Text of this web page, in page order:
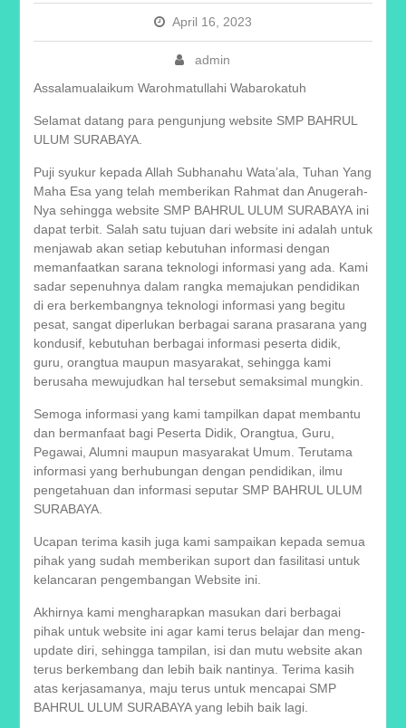
April 16, 2023
admin
Assalamualaikum Warohmatullahi Wabarokatuh
Selamat datang para pengunjung website SMP BAHRUL
ULUM SURABAYA.
Puji syukur kepada Allah Subhanahu Wata’ala, Tuhan Yang
Maha Esa yang telah memberikan Rahmat dan Anugerah-
Nya sehingga website SMP BAHRUL ULUM SURABAYA ini
dapat terbit. Salah satu tujuan dari website ini adalah untuk
menjawab akan setiap kebutuhan informasi dengan
memanfaatkan sarana teknologi informasi yang ada. Kami
sadar sepenuhnya dalam rangka memajukan pendidikan
di era berkembangnya teknologi informasi yang begitu
pesat, sangat diperlukan berbagai sarana prasarana yang
kondusif, kebutuhan berbagai informasi peserta didik,
guru, orangtua maupun masyarakat, sehingga kami
berusaha mewujudkan hal tersebut semaksimal mungkin.
Semoga informasi yang kami tampilkan dapat membantu
dan bermanfaat bagi Peserta Didik, Orangtua, Guru,
Pegawai, Alumni maupun masyarakat Umum. Terutama
informasi yang berhubungan dengan pendidikan, ilmu
pengetahuan dan informasi seputar SMP BAHRUL ULUM
SURABAYA.
Ucapan terima kasih juga kami sampaikan kepada semua
pihak yang sudah memberikan suport dan fasilitasi untuk
kelancaran pengembangan Website ini.
Akhirnya kami mengharapkan masukan dari berbagai
pihak untuk website ini agar kami terus belajar dan meng-
update diri, sehingga tampilan, isi dan mutu website akan
terus berkembang dan lebih baik nantinya. Terima kasih
atas kerjasamanya, maju terus untuk mencapai SMP
BAHRUL ULUM SURABAYA yang lebih baik lagi.